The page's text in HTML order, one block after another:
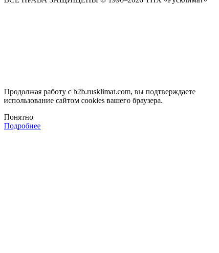
Продолжая работу с b2b.rusklimat.com, вы подтверждаете
использование сайтом cookies вашего браузера.
Понятно
Подробнее